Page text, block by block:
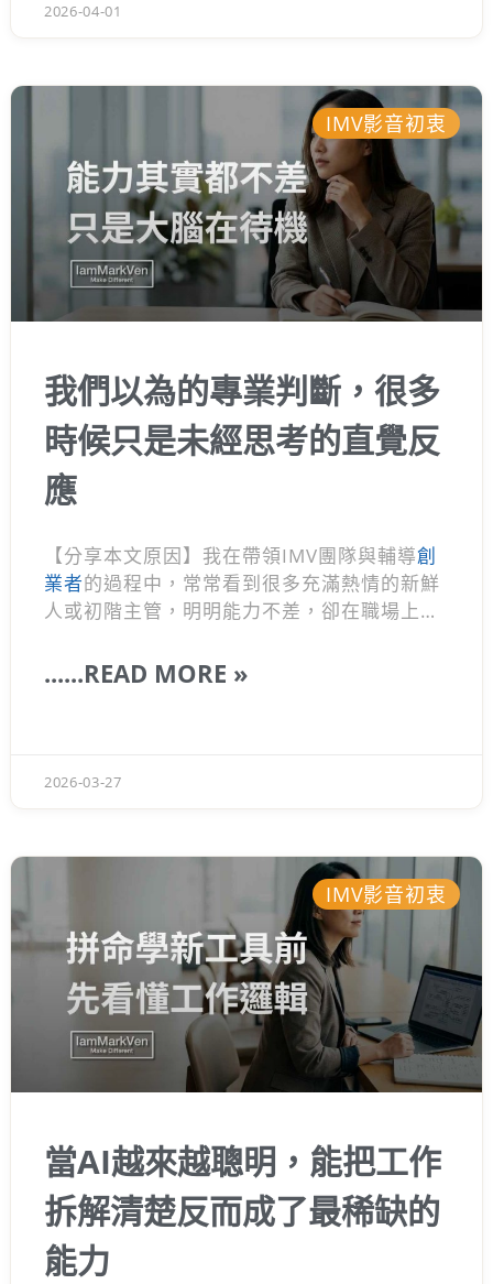
常動作，真正拿回你人生的主導權。
2026-04-01
IMV影音初衷
我們以為的專業判斷，很多
時候只是未經思考的直覺反
應
【分享本文原因】我在帶領IMV團隊與輔導創
業者的過程中，常常看到很多充滿熱情的新鮮
人或初階主管，明明能力不差，卻在職場上處
都聽不懂他們講的話，或是覺得公司的決策很
藉著直覺做事，把別人灌輸的意見當作真理，
遇到問題時腦袋就自動切換成偷懶模式。這篇
來，想跟你分享幾個能打破盲點的底層邏輯。
如果你也曾感覺工作卡卡的，希望這些經驗能
幫你少走一點彎路，真正打開你的職場思維。
......READ MORE »
2026-03-27
IMV影音初衷
當AI越來越聰明，能把工作
拆解清楚反而成了最稀缺的
能力